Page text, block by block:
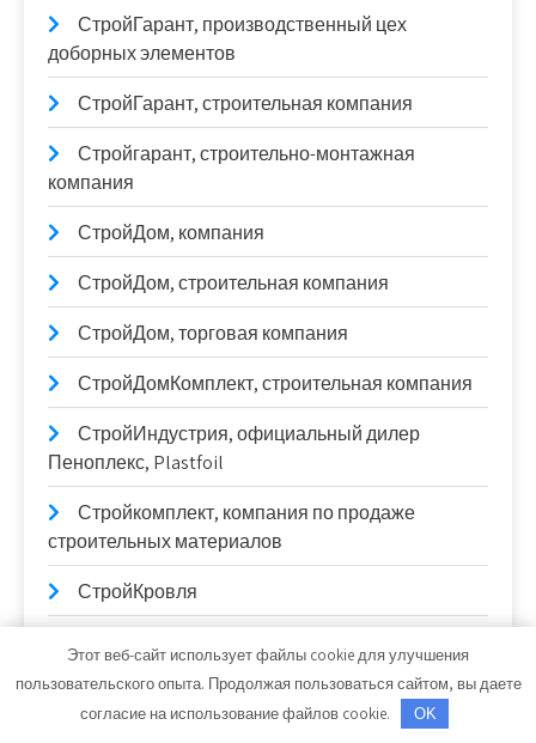
СтройГарант, производственный цех
доборных элементов
СтройГарант, строительная компания
Стройгарант, строительно-монтажная
компания
СтройДом, компания
СтройДом, строительная компания
СтройДом, торговая компания
СтройДомКомплект, строительная компания
СтройИндустрия, официальный дилер
Пеноплекс, Plastfoil
Стройкомплект, компания по продаже
строительных материалов
СтройКровля
СтройМастер, магазин строительных
материалов
Этот веб-сайт использует файлы cookie для улучшения
пользовательского опыта. Продолжая пользоваться сайтом, вы даете
согласие на использование файлов cookie.
OK